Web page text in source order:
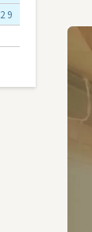
29